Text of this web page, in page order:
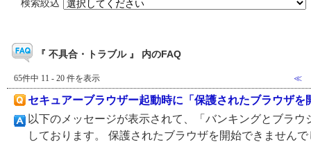
検索絞込
『 不具合・トラブル 』 内のFAQ
65件中 11 - 20 件を表示 ≪
セキュアーブラウザー起動時に「保護されたブラウザ
以下のメッセージが表示されて、「バンキングとブラ
しております。 保護されたブラウザを開始できません